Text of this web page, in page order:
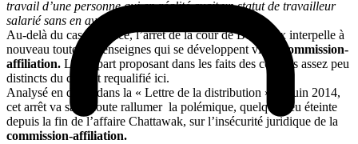
travail d’une personne qui en réalité avait un statut de travailleur
salarié sans en avoir la protection ».
Au-delà du cas d’espèce, l’arrêt de la cour de Bordeaux interpelle à
nouveau toutes les enseignes qui se développent via la
commission-
affiliation. La plupart proposant dans les faits des contrats assez peu
distincts du contrat requalifié ici.
Analysé en détail dans la « Lettre de la distribution » de juin 2014,
cet arrêt va sans doute rallumer la polémique, quelque peu éteinte
depuis la fin de l’affaire Chattawak, sur l’insécurité juridique de la
commission-affiliation.